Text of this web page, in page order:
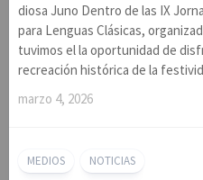
diosa Juno Dentro de las IX
para Lenguas Clásicas,
tuvimos el la oportunidad de
recreación histórica de la
marzo 4, 2026
MEDIOS NOTICIAS